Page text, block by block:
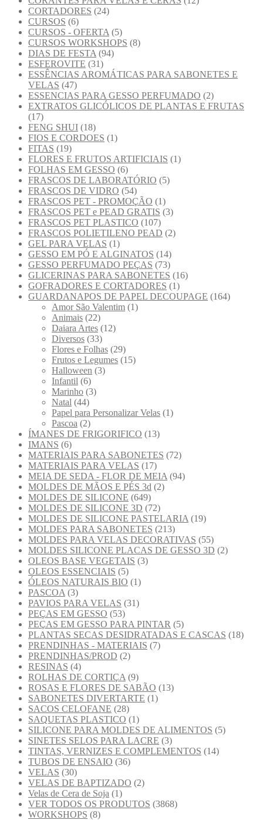
CORTADORES (24)
CURSOS (6)
CURSOS - OFERTA (5)
CURSOS WORKSHOPS (8)
DIAS DE FESTA (94)
ESFEROVITE (31)
ESSÊNCIAS AROMÁTICAS PARA SABONETES E
VELAS (47)
ESSENCIAS PARA GESSO PERFUMADO (2)
EXTRATOS GLICÓLICOS DE PLANTAS E FRUTAS
(17)
FENG SHUI (18)
FIOS E CORDOES (1)
FITAS (19)
FLORES E FRUTOS ARTIFICIAIS (1)
FOLHAS EM GESSO (6)
FRASCOS DE LABORATÓRIO (5)
FRASCOS DE VIDRO (54)
FRASCOS PET - PROMOÇÃO (1)
FRASCOS PET e PEAD GRATIS (3)
FRASCOS PET PLASTICO (107)
FRASCOS POLIETILENO PEAD (2)
GEL PARA VELAS (1)
GESSO EM PÓ E ALGINATOS (14)
GESSO PERFUMADO PEÇAS (73)
GLICERINAS PARA SABONETES (16)
GOFRADORES E CORTADORES (1)
GUARDANAPOS DE PAPEL DECOUPAGE (164)
Amor São Valentim (1)
Animais (22)
Daiara Artes (12)
Diversos (33)
Flores e Folhas (29)
Frutos e Legumes (15)
Halloween (3)
Infantil (6)
Marinho (3)
Natal (44)
Papel para Personalizar Velas (1)
Pascoa (2)
ÍMANES DE FRIGORIFICO (13)
IMANS (6)
MATERIAIS PARA SABONETES (72)
MATERIAIS PARA VELAS (17)
MEIA DE SEDA - FLOR DE MEIA (94)
MOLDES DE MÃOS E PÉS 3d (2)
MOLDES DE SILICONE (649)
MOLDES DE SILICONE 3D (72)
MOLDES DE SILICONE PASTELARIA (19)
MOLDES PARA SABONETES (213)
MOLDES PARA VELAS DECORATIVAS (55)
MOLDES SILICONE PLACAS DE GESSO 3D (2)
OLEOS BASE VEGETAIS (3)
OLEOS ESSENCIAIS (5)
ÓLEOS NATURAIS BIO (1)
PASCOA (3)
PAVIOS PARA VELAS (31)
PEÇAS EM GESSO (53)
PEÇAS EM GESSO PARA PINTAR (5)
PLANTAS SECAS DESIDRATADAS E CASCAS (18)
PRENDINHAS - MATERIAIS (7)
PRENDINHAS/PROD (2)
RESINAS (4)
ROLHAS DE CORTIÇA (9)
ROSAS E FLORES DE SABÃO (13)
SABONETES DIVERTARTE (1)
SACOS CELOFANE (28)
SAQUETAS PLASTICO (1)
SILICONE PARA MOLDES DE ALIMENTOS (5)
SINETES SELOS PARA LACRE (3)
TINTAS, VERNIZES E COMPLEMENTOS (14)
TUBOS DE ENSAIO (36)
VELAS (30)
VELAS DE BAPTIZADO (2)
Velas de Cera de Soja (1)
VER TODOS OS PRODUTOS (3868)
WORKSHOPS (8)